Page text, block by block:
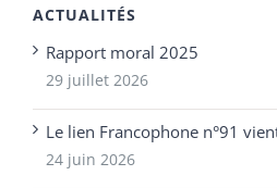
ACTUALITÉS
Rapport moral 2025
29 juillet 2026
Le lien Francophone n°91
24 juin 2026